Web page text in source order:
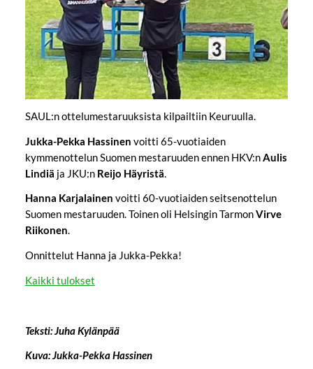
SAUL:n ottelumestaruuksista kilpailtiin Keuruulla.
Jukka-Pekka Hassinen voitti 65-vuotiaiden
kymmenottelun Suomen mestaruuden ennen HKV:nAulis
Lindiä ja JKU:n Reijo Häyristä.
Hanna Karjalainen voitti 60-vuotiaiden seitsenottelun
Suomen mestaruuden. Toinen oli Helsingin TarmonVirve
Riikonen.
Onnittelut Hanna ja Jukka-Pekka!
Kaikki tulokset
Teksti: Juha Kylänpää
Kuva: Jukka-Pekka Hassinen